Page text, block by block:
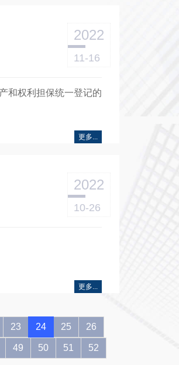
2022
11-16
和权利担保统一登记的
更多...
2022
10-26
更多...
23 24 25 26
49 50 51 52